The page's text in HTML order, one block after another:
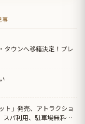
事
タウンへ移籍決定！プレ
ト」発売、アトラクショ
スパ利用、駐車場無料…